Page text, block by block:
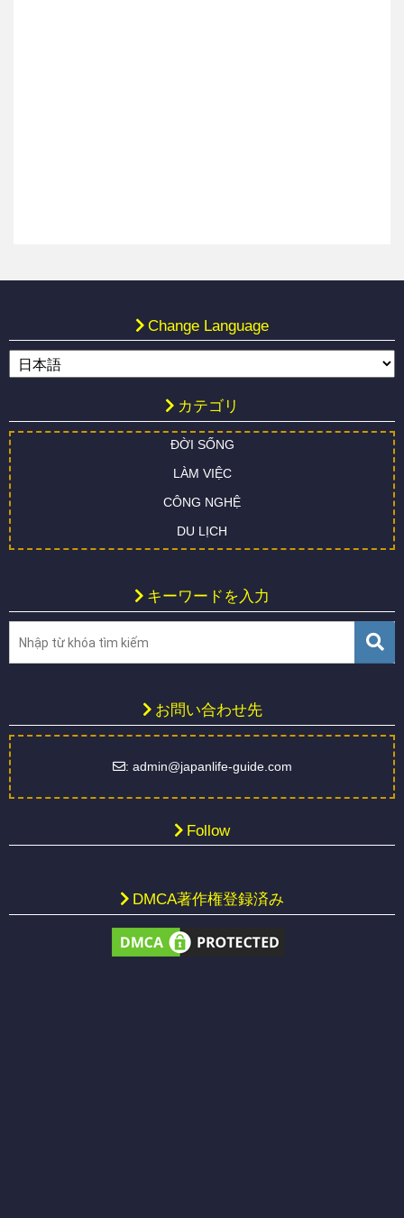
Change Language
カテゴリ
ĐỜI SỐNG
LÀM VIỆC
CÔNG NGHỆ
DU LỊCH
キーワードを入力
お問い合わせ先
: admin@japanlife-guide.com
Follow
DMCA著作権登録済み